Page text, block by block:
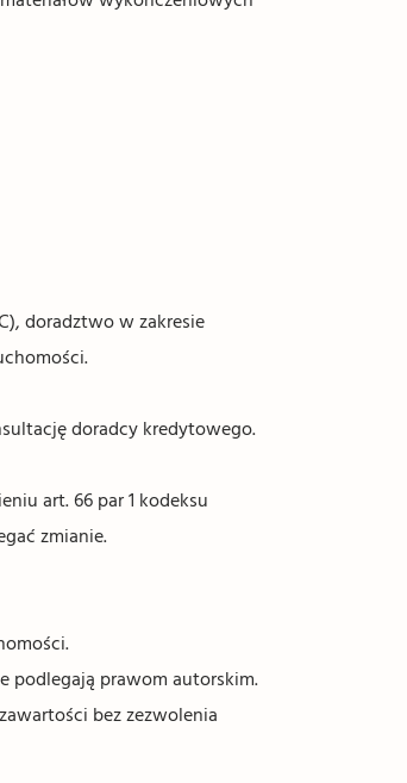
doradztwo w zakresie
doradcy kredytowego.
art. 66 par 1 kodeksu
zmianie.
podlegają prawom autorskim.
bez zezwolenia